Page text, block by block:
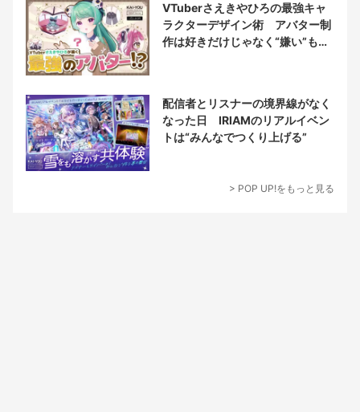
VTuberさえきやひろの最強キャ
ラクターデザイン術 アバター制
作は好きだけじゃなく“嫌い”もブ
配信者とリスナーの境界線がなく
なった日 IRIAMのリアルイベン
トは“みんなでつくり上げる”
> POP UP!をもっと見る